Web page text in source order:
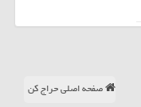
صفحه اصلی حراج کن